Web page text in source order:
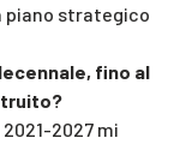
piano strategico
fino al
2027 mi